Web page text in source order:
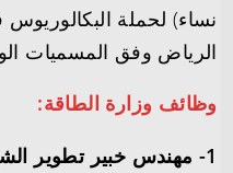
نساء) لحملة
الرياض وفق المسميات
وظائف وزارة الطاقة:
1- مهندس خبير تطوير الشبكات: